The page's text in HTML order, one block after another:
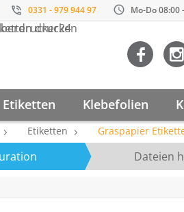
0331 - 979 944 97 Mo-Do 08:00
Etiketten Klebefolien
Etiketten Graspapier
Dateien